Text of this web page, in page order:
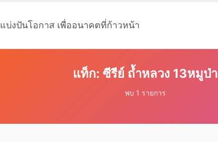
แบ่งปันโอกาส เพื่ออนาคตที่ก้าวหน้า
แท็ก: ซีรีย์ ถ้ำหลวง 13หมูป่า
พบ 1 รายการ